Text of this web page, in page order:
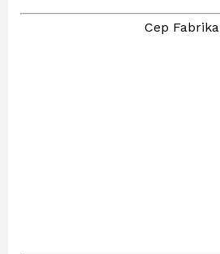
Cep Fabrika